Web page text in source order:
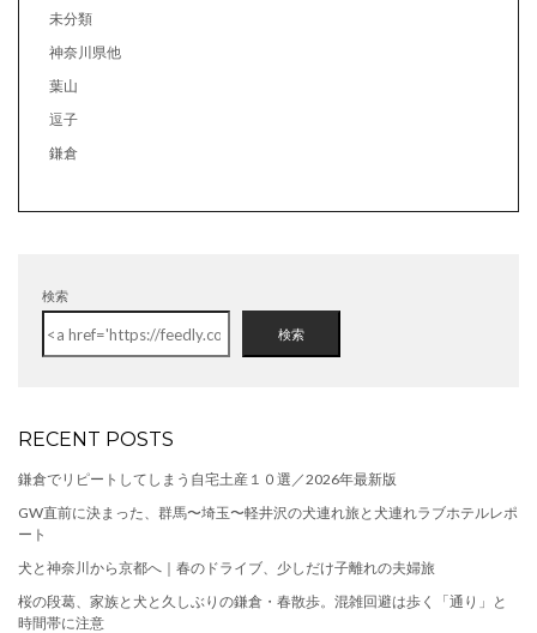
未分類
神奈川県他
葉山
逗子
鎌倉
検索
検索
RECENT POSTS
鎌倉でリピートしてしまう自宅土産１０選／2026年最新版
GW直前に決まった、群馬〜埼玉〜軽井沢の犬連れ旅と犬連れラブホテルレポ
ート
犬と神奈川から京都へ｜春のドライブ、少しだけ子離れの夫婦旅
桜の段葛、家族と犬と久しぶりの鎌倉・春散歩。混雑回避は歩く「通り」と
時間帯に注意